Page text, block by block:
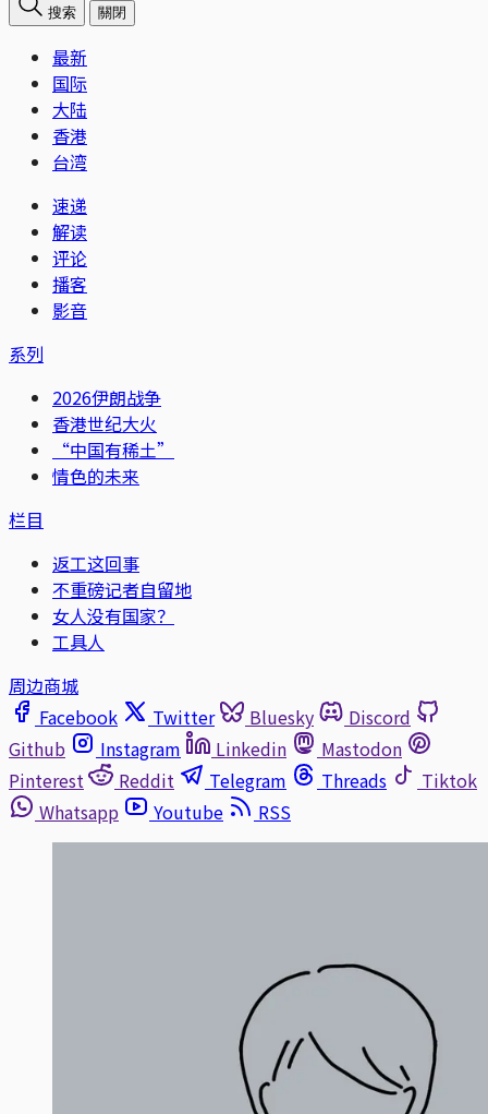
搜索 關閉
最新
国际
大陆
香港
台湾
速递
解读
评论
播客
影音
系列
2026伊朗战争
香港世纪大火
“中国有稀土”
情色的未来
栏目
返工这回事
不重磅记者自留地
女人没有国家？
工具人
周边商城
Facebook
Twitter Bluesky
Discord
Github
Instagram Linkedin
Mastodon
Pinterest
Reddit Telegram Threads
Tiktok
Whatsapp
Youtube RSS